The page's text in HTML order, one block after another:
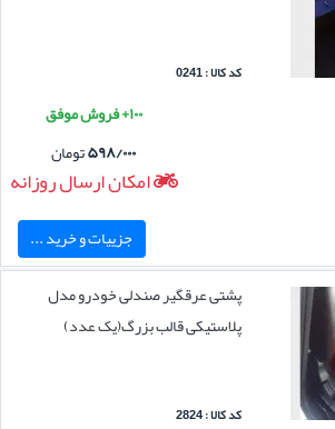
کد کالا : 0241
۱۰۰+ فروش موفق
۵۹۸/۰۰۰تومان
امکان ارسال روزانه
جزییات و خرید ...
پشتی عرقگیر صندلی خودرو مدل
پلاستیکی قالب بزرگ(یک عدد)
کد کالا : 2824